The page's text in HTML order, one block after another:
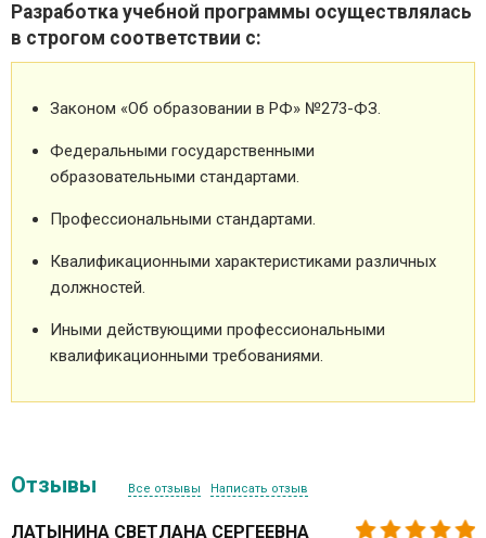
Разработка учебной программы осуществлялась
в строгом соответствии с:
Законом «Об образовании в РФ» №273-ФЗ.
Федеральными государственными
образовательными стандартами.
Профессиональными стандартами.
Квалификационными характеристиками различных
должностей.
Иными действующими профессиональными
квалификационными требованиями.
Отзывы Все отзывы Написать отзыв
ЛАТЫНИНА СВЕТЛАНА СЕРГЕЕВНА